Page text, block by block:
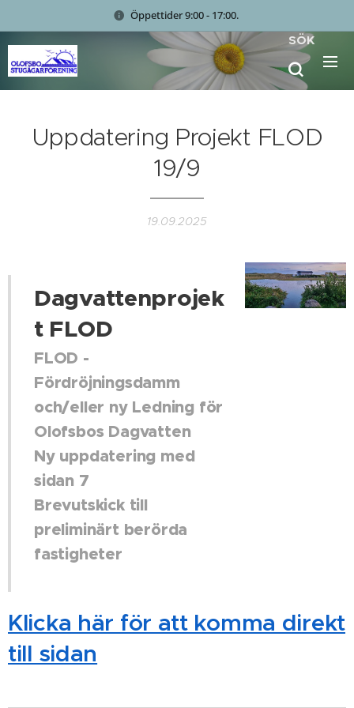
Öppettider 9:00 - 17:00.
SÖK
Uppdatering Projekt FLOD
19/9
19.09.2025
Dagvattenprojek
t FLOD
FLOD -
Fördröjningsdamm
och/eller ny Ledning för
Olofsbos Dagvatten
Ny uppdatering med
sidan 7
Brevutskick till
preliminärt berörda
fastigheter
Klicka här för att komma direkt
till sidan